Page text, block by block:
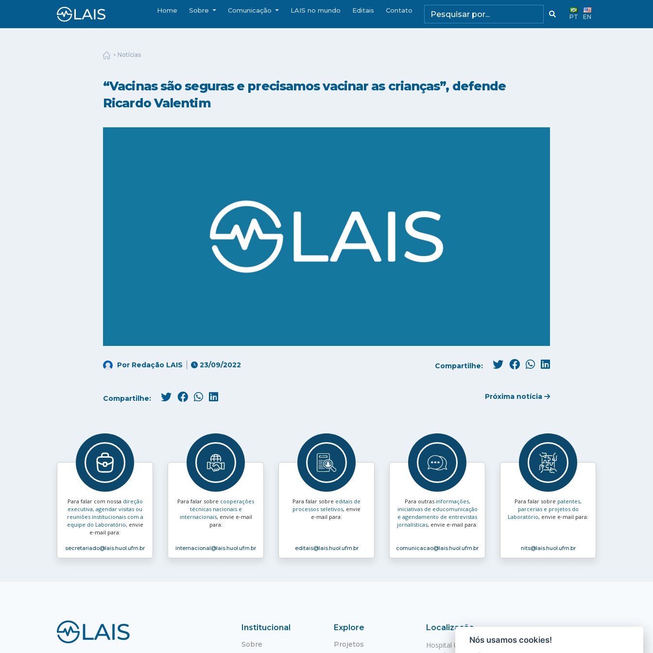
Home Sobre Comunicação LAIS no mundo Editais Contato
PT EN
Notícias
“Vacinas são seguras e precisamos vacinar as crianças”, defende
Ricardo Valentim
Por Redação LAIS 23/09/2022 Compartilhe:
Compartilhe: Próxima notícia
Para falar com nossa direção
executiva, agendar visitas ou
reuniões institucionais com a
equipe do Laboratório, envie
e‑mail para:
secretariado@lais.huol.ufrn.br
Para falar sobre cooperações
técnicas nacionais e
internacionais, envie e‑mail
para:
internacional@lais.huol.ufrn.br
Para falar sobre editais de
processos seletivos, envie
e‑mail para:
editais@lais.huol.ufrn.br
Para outras informações,
iniciativas de educomunicação
e agendamento de entrevistas
jornalísticas, envie e‑mail para:
comunicacao@lais.huol.ufrn.br
Para falar sobre patentes,
parcerias e projetos do
Laboratório, envie e‑mail para:
nits@lais.huol.ufrn.br
Institucional
Sobre
Explore
Projetos
Localização
Hospital Universitário Onofre Lopes - HUOL
Nós usamos cookies!